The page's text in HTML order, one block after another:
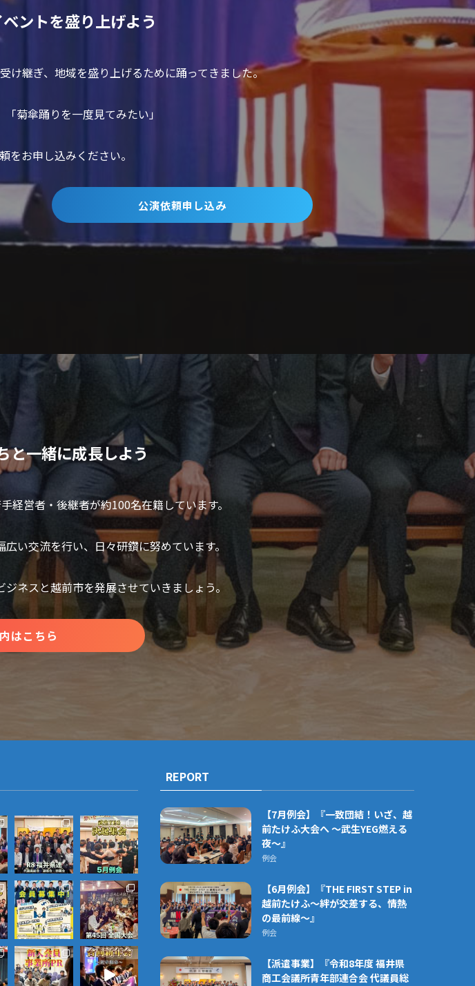
ントを盛り上げよう
け継ぎ、地域を盛り上げるために踊ってきました。
菊傘踊りを一度見てみたい」
をお申し込みください。
公演依頼申し込み
と一緒に成長しよう
経営者・後継者が約100名在籍しています。
い交流を行い、日々研鑽に努めています。
ネスと越前市を発展させていきましょう。
はこちら
REPORT
【7月例会】『一致団結！いざ、越
前たけふ大会へ ～武生YEG燃える
夜～』
例会
【6月例会】『THE FIRST STEP in
越前たけふ～絆が交差する、情熱
の最前線〜』
例会
【派遣事業】『令和8年度 福井県
商工会議所青年部連合会 代議員総